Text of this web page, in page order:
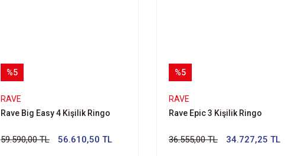
%5
RAVE
Rave Big Easy 4 Kişilik Ringo
59.590,00 TL 56.610,50 TL
%5
RAVE
Rave Epic 3 Kişilik Ringo
36.555,00 TL 34.727,25 TL